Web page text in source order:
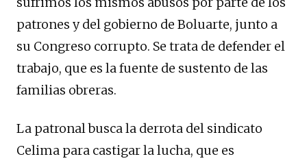
patrones y del gobierno de Boluarte, junto a
su Congreso corrupto. Se trata de defender el
trabajo, que es la fuente de sustento de las
familias obreras.
La patronal busca la derrota del sindicato
Celima para castigar la lucha, que es